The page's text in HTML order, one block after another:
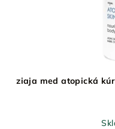
ziaja med atopická